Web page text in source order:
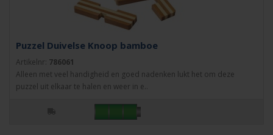
Puzzel Duivelse Knoop bamboe
Artikelnr: 786061
Alleen met veel handigheid en goed nadenken lukt het om deze
puzzel uit elkaar te halen en weer in e..